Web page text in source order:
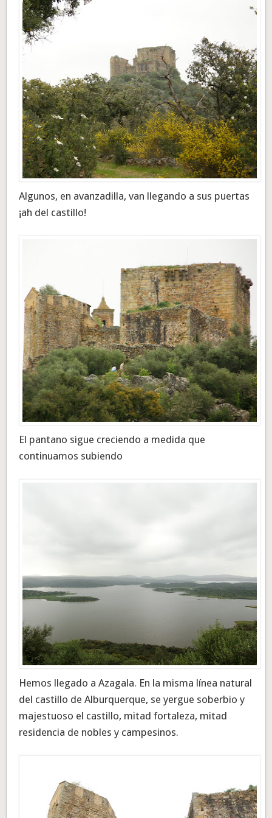
Algunos, en avanzadilla, van llegando a sus puertas
¡ah del castillo!
El pantano sigue creciendo a medida que
continuamos subiendo
Hemos llegado a Azagala. En la misma línea natural
del castillo de Alburquerque, se yergue soberbio y
majestuoso el castillo, mitad fortaleza, mitad
residencia de nobles y campesinos.